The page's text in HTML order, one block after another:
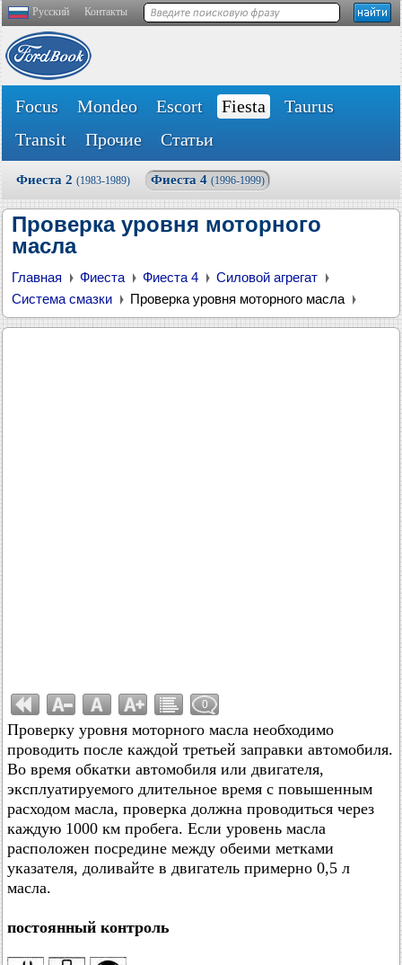
Русский Контакты
Focus Mondeo Escort Fiesta
Taurus
Transit
Прочие Статьи
Фиеста 2 (1983-1989) Фиеста 4 (1996-1999)
Проверка уровня моторного
масла
Главная Фиеста Фиеста 4
Силовой агрегат
Система смазки
Проверка уровня моторного масла
0
Проверку уровня моторного масла необходимо
проводить после каждой третьей заправки автомобиля.
Во время обкатки автомобиля или двигателя,
эксплуатируемого длительное время с повышенным
расходом масла, проверка должна проводиться через
каждую 1000 км пробега. Если уровень масла
расположен посредине между обеими метками
указателя, доливайте в двигатель примерно 0,5 л
масла.
постоянный контроль